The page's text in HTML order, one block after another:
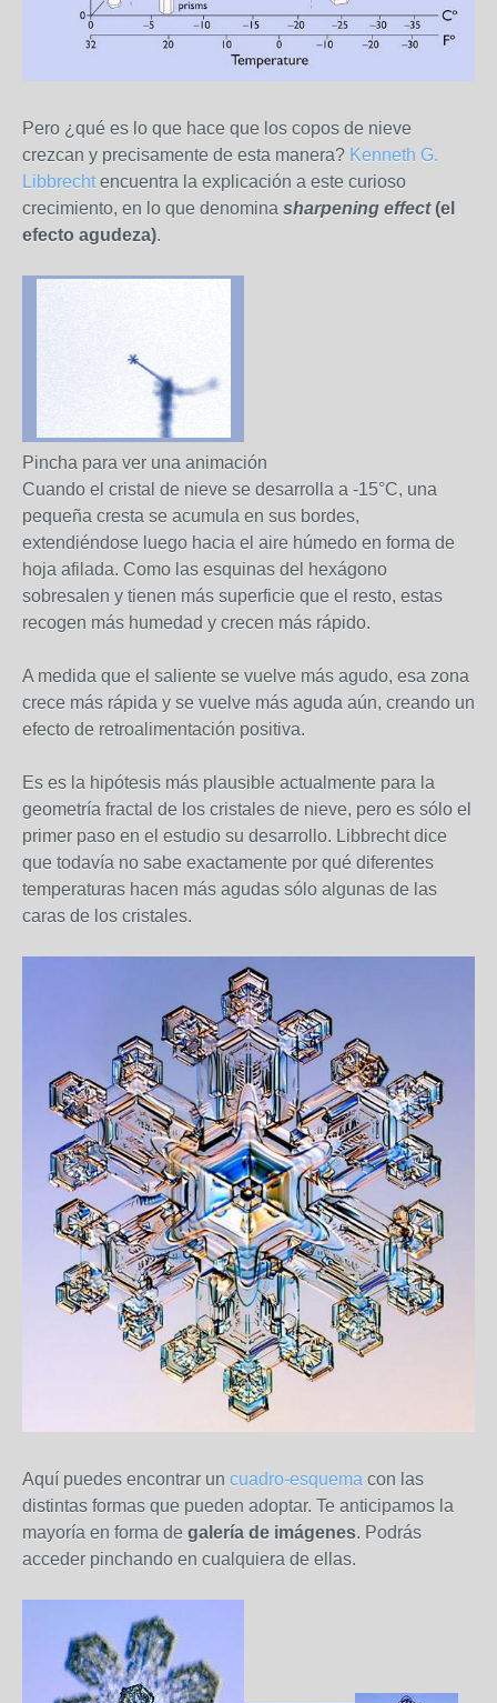
Pero ¿qué es lo que hace que los copos de nieve
crezcan y precisamente de esta manera? Kenneth G.
Libbrechtencuentra la explicación a este curioso
crecimiento, en lo que denomina sharpening effect(el
efecto agudeza).
Pincha para ver una animación
Cuando el cristal de nieve se desarrolla a -15°C, una
pequeña cresta se acumula en sus bordes,
extendiéndose luego hacia el aire húmedo en forma de
hoja afilada. Como las esquinas del hexágono
sobresalen y tienen más superficie que el resto, estas
recogen más humedad y crecen más rápido.
A medida que el saliente se vuelve más agudo, esa zona
crece más rápida y se vuelve más aguda aún, creando un
efecto de retroalimentación positiva.
Es es la hipótesis más plausible actualmente para la
geometría fractal de los cristales de nieve, pero es sólo el
primer paso en el estudio su desarrollo. Libbrecht dice
que todavía no sabe exactamente por qué diferentes
temperaturas hacen más agudas sólo algunas de las
caras de los cristales.
Aquí puedes encontrar un cuadro-esquema con las
distintas formas que pueden adoptar. Te anticipamos la
mayoría en forma de galería de imágenes. Podrás
acceder pinchando en cualquiera de ellas.